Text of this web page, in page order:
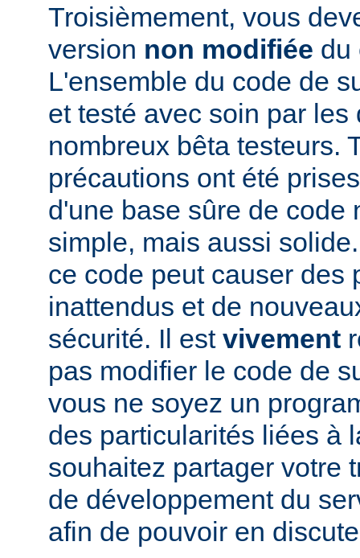
Troisièmement, vous
version non modifiée du
L'ensemble du code de
et testé avec soin par
nombreux bêta testeurs.
précautions ont été
d'une base sûre de code
simple, mais aussi
ce code peut causer des
inattendus et de
sécurité. Il est vivement
pas modifier le code de
vous ne soyez un
des particularités liées à
souhaitez partager votre
de développement du
afin de pouvoir en